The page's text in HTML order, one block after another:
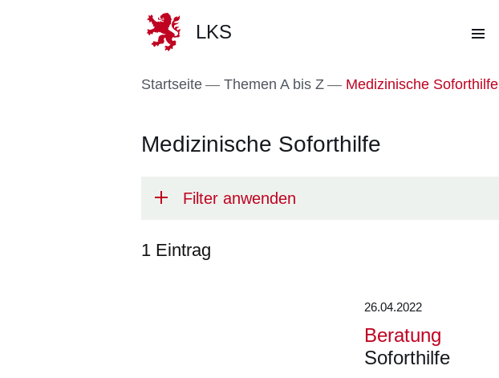
Direkt zum Kopf der Seite
Direkt zum Inhalt
Direkt zum Fuß der Seite
LKS
Startseite Themen A bis Z Medizinische Soforthilfe
Medizinische Soforthilfe
Filter anwenden
1 Eintrag
26.04.2022
Beratung
Soforthilfe